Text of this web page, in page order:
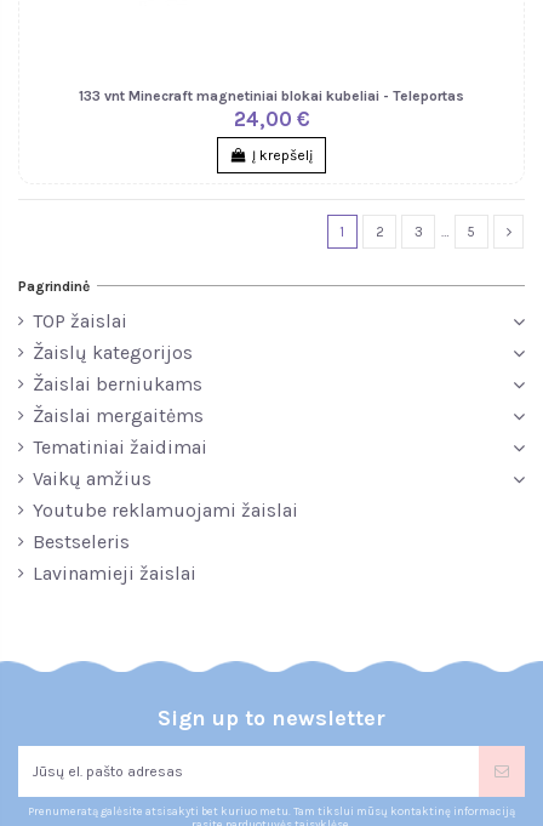
133 vnt Minecraft magnetiniai blokai kubeliai - Teleportas
24,00 €
Į krepšelį
1 2 3 … 5
Pagrindinė
TOP žaislai
Žaislų kategorijos
Žaislai berniukams
Žaislai mergaitėms
Tematiniai žaidimai
Vaikų amžius
Youtube reklamuojami žaislai
Bestseleris
Lavinamieji žaislai
Sign up to newsletter
Prenumeratą galėsite atsisakyti bet kuriuo metu. Tam tikslui mūsų kontaktinę informaciją